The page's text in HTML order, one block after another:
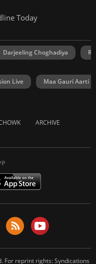
Today
Darjeeling Choghadiya
Live Maa Gauri Aarti
ARCHIVE
For reprint rights:Syndications